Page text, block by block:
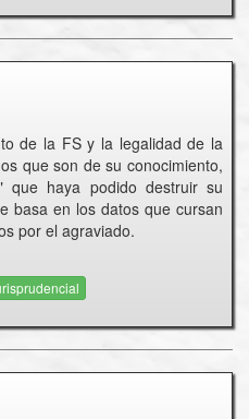
de la FS y la legalidad de la
que son de su conocimiento,
que haya podido destruir su
basa en los datos que cursan
por el agraviado.